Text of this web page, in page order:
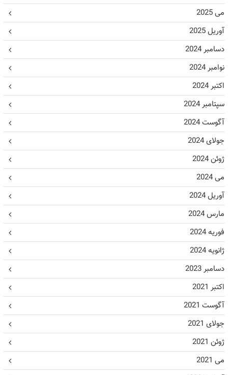
می 2025
آوریل 2025
دسامبر 2024
نوامبر 2024
اکتبر 2024
سپتامبر 2024
آگوست 2024
جولای 2024
ژوئن 2024
می 2024
آوریل 2024
مارس 2024
فوریه 2024
ژانویه 2024
دسامبر 2023
اکتبر 2021
آگوست 2021
جولای 2021
ژوئن 2021
می 2021